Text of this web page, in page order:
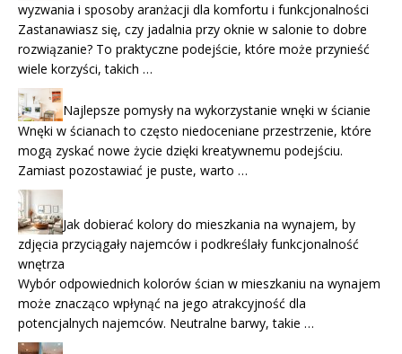
wyzwania i sposoby aranżacji dla komfortu i funkcjonalności
Zastanawiasz się, czy jadalnia przy oknie w salonie to dobre
rozwiązanie? To praktyczne podejście, które może przynieść
wiele korzyści, takich …
Najlepsze pomysły na wykorzystanie wnęki w ścianie
Wnęki w ścianach to często niedoceniane przestrzenie, które
mogą zyskać nowe życie dzięki kreatywnemu podejściu.
Zamiast pozostawiać je puste, warto …
Jak dobierać kolory do mieszkania na wynajem, by
zdjęcia przyciągały najemców i podkreślały funkcjonalność
wnętrza
Wybór odpowiednich kolorów ścian w mieszkaniu na wynajem
może znacząco wpłynąć na jego atrakcyjność dla
potencjalnych najemców. Neutralne barwy, takie …